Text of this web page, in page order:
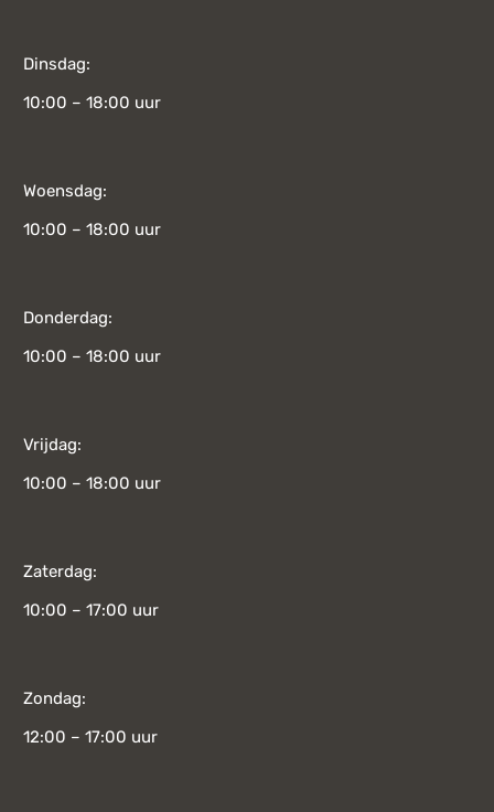
Dinsdag:
10:00 – 18:00 uur
Woensdag:
10:00 – 18:00 uur
Donderdag:
10:00 – 18:00 uur
Vrijdag:
10:00 – 18:00 uur
Zaterdag:
10:00 – 17:00 uur
Zondag:
12:00 – 17:00 uur